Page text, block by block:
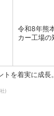
令和8年熊
カー工場の
トを着実に成長
)